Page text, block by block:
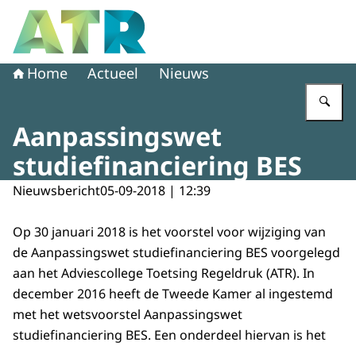
Naar de homepage van Adviescollege toetsing regeldruk
Home Actueel Nieuws
Aanpassingswet
studiefinanciering BES
Nieuwsbericht05-09-2018 | 12:39
Op 30 januari 2018 is het voorstel voor wijziging van
de Aanpassingswet studiefinanciering BES voorgelegd
aan het Adviescollege Toetsing Regeldruk (ATR). In
december 2016 heeft de Tweede Kamer al ingestemd
met het wetsvoorstel Aanpassingswet
studiefinanciering BES. Een onderdeel hiervan is het